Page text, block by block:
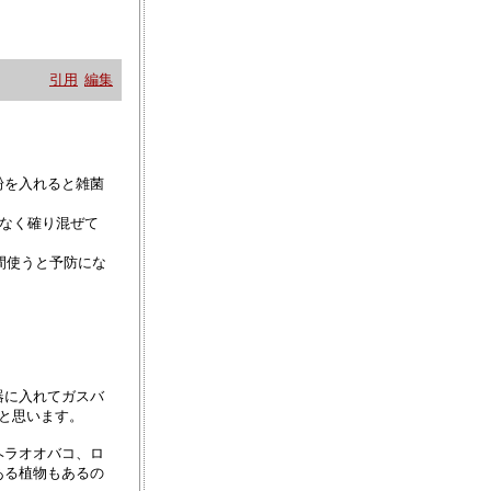
引用 編集
入れると雑菌
く確り混ぜて
使うと予防にな
入れてガスバ
思います。
オオバコ、ロ
植物もあるの